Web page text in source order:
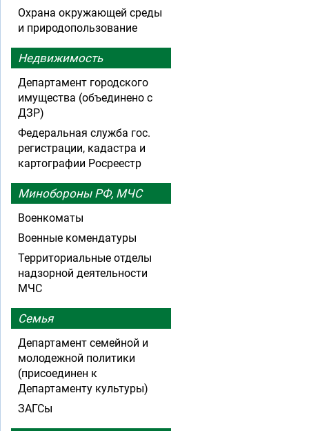
Охрана окружающей среды
и природопользование
Недвижимость
Департамент городского
имущества (объединено с
ДЗР)
Федеральная служба гос.
регистрации, кадастра и
картографии Росреестр
Минобороны РФ, МЧС
Военкоматы
Военные комендатуры
Территориальные отделы
надзорной деятельности
МЧС
Семья
Департамент семейной и
молодежной политики
(присоединен к
Департаменту культуры)
ЗАГСы